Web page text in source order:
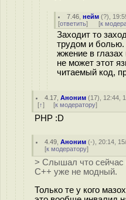
7.46 ,нейм (?),
[ответить] [к
Заходит то
трудом и
жжение в
не может этот
читаемый код,
4.17 ,Аноним (17), 12:44,
[↑] [к модератору]
PHP :D
4.49 ,Аноним (-), 20:14,
[к модератору]
> Слышал что сейчас
C++ уже не модный.
Только те у кого